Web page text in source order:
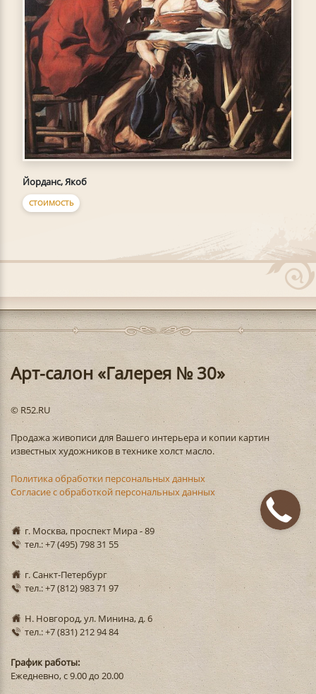
Йорданс, Якоб
СТОИМОСТЬ
Арт-салон «Галерея № 30»
© R52.RU
Продажа живописи для Вашего интерьера и копии картин
известных художников в технике холст масло.
Политика обработки персональных данных
Согласие с обработкой персональных данных
г. Москва, проспект Мира - 89
тел.: +7 (495) 798 31 55
г. Санкт-Петербург
тел.: +7 (812) 983 71 97
Н. Новгород, ул. Минина, д. 6
тел.: +7 (831) 212 94 84
График работы:
Ежедневно, с 9.00 до 20.00